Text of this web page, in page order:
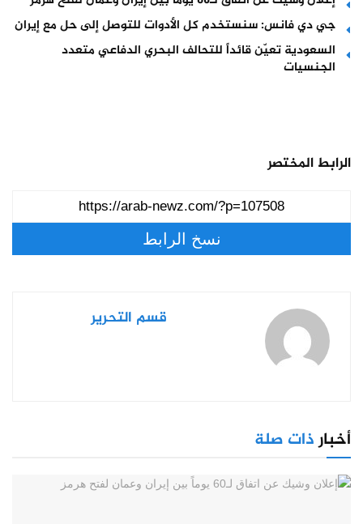
جي دي فانس: سنستخدم كل الأدوات للتوصل إلى حل مع إيران
السعودية تعيّن قائداً للتحالف البحري الدفاعي متعدد
الجنسيات
الرابط المختصر
نسخ الرابط
قسم التحرير
أخبارذات صلة